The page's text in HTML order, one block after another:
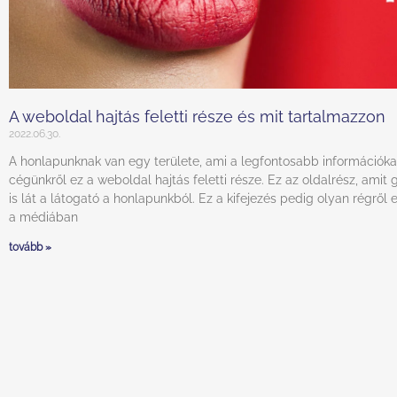
A weboldal hajtás feletti része és mit tartalmazzon
2022.06.30.
A honlapunknak van egy területe, ami a legfontosabb
cégünkről ez a weboldal hajtás feletti része. Ez az oldalrész, amit
is lát a látogató a honlapunkból. Ez a kifejezés pedig olyan régről
a médiában
tovább »